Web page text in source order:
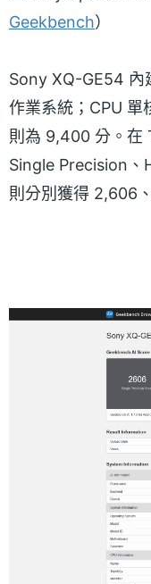
Geekbench）
Sony XQ-GE54 內
作業系統；CPU
則為 9,400 分。在
Single Precision、
則分別獲得 2,606